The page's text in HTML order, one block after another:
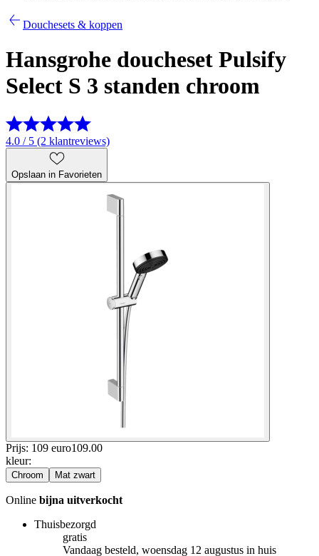
Douchesets & koppen
Hansgrohe doucheset Pulsify
Select S 3 standen chroom
4.0 / 5 (2 klantreviews)
Opslaan in Favorieten
Prijs: 109 euro109.00
kleur:
Chroom Mat zwart
Online bijna uitverkocht
Thuisbezorgd
gratis
Vandaag besteld, woensdag 12 augustus in huis